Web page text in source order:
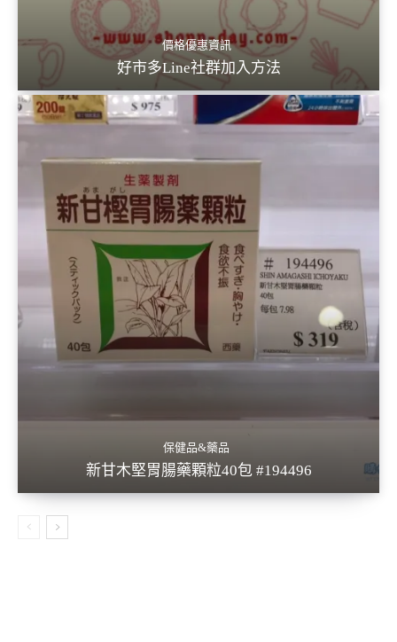
價格優惠資訊
好市多Line社群加入方法
保健品&藥品
新甘木堅胃腸藥顆粒40包 #194496